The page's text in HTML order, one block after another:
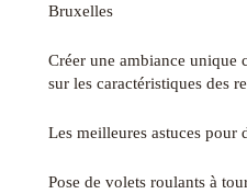
Bruxelles
Créer une ambiance unique
sur les caractéristiques des
Les meilleures astuces pour
Pose de volets roulants à